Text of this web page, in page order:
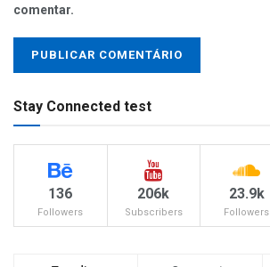
comentar.
Stay Connected test
136
Followers
206k
Subscribers
23.9k
Followers